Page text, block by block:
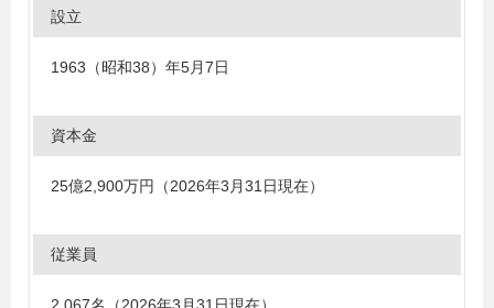
設立
1963（昭和38）年5月7日
資本金
25億2,900万円（2026年3月31日現在）
従業員